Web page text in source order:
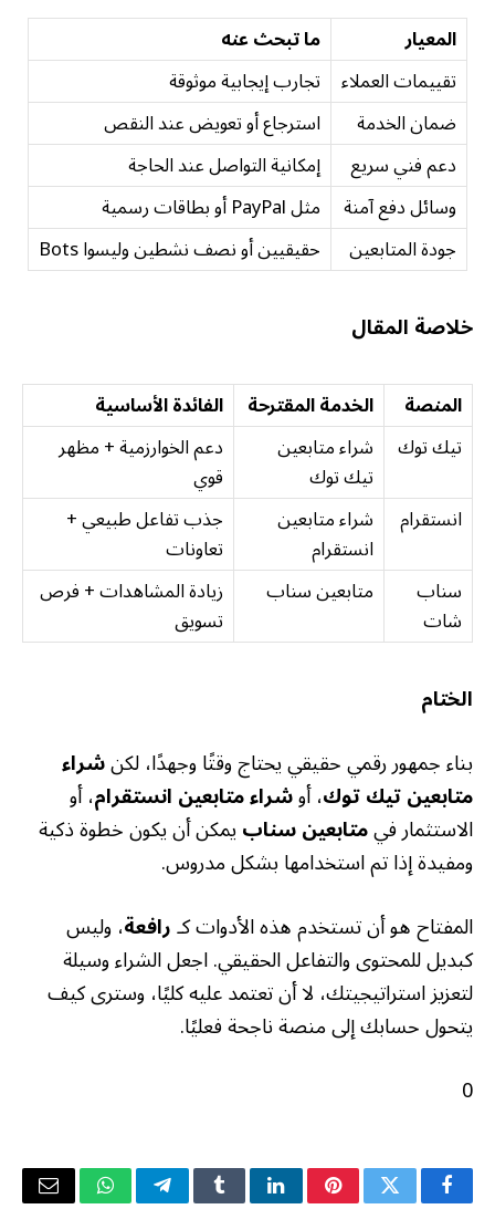
المعيار
ما تبحث عنه
تقييمات العملاء تجارب إيجابية موثوقة
ضمان الخدمة
استرجاع أو تعويض عند النقص
دعم فني سريع
إمكانية التواصل عند الحاجة
وسائل دفع آمنة
مثل PayPal أو بطاقات رسمية
جودة المتابعين
حقيقيين أو نصف نشطين وليسوا Bots
خلاصة المقال
المنصة الخدمة المقترحة
الفائدة الأساسية
تيك توك
شراء متابعين
تيك توك
دعم الخوارزمية + مظهر
قوي
انستقرام
شراء متابعين
انستقرام
جذب تفاعل طبيعي +
تعاونات
سناب
شات
متابعين سناب زيادة المشاهدات + فرص
تسويق
الختام
بناء جمهور رقمي حقيقي يحتاج وقتًا وجهدًا، لكنشراء
متابعين تيك توك، أوشراء متابعين انستقرام، أو
الاستثمار فيمتابعين سنابيمكن أن يكون خطوة ذكية
ومفيدة إذا تم استخدامها بشكل مدروس.
المفتاح هو أن تستخدم هذه الأدوات كـرافعة، وليس
كبديل للمحتوى والتفاعل الحقيقي. اجعل الشراء وسيلة
لتعزيز استراتيجيتك، لا أن تعتمد عليه كليًا، وسترى كيف
يتحول حسابك إلى منصة ناجحة فعليًا.
0
فيسبوكتويتر بينتيريستلينكدإنTumblrتيلقرامواتسابالبريد